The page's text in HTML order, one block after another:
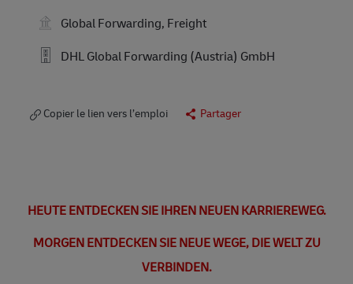
Global Forwarding, Freight
DHL Global Forwarding (Austria) GmbH
Copier le lien vers l’emploi Partager
HEUTE ENTDECKEN SIE IHREN NEUEN KARRIEREWEG.
MORGEN ENTDECKEN SIE NEUE WEGE, DIE WELT ZU
VERBINDEN.